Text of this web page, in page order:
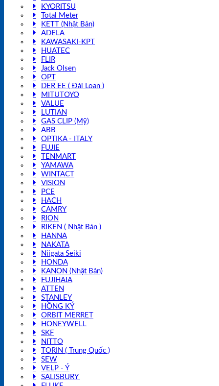
KYORITSU
Total Meter
KETT (Nhật Bản)
ADELA
KAWASAKI-KPT
HUATEC
FLIR
Jack Olsen
OPT
DER EE ( Đài Loan )
MITUTOYO
VALUE
LUTIAN
GAS CLIP (Mỹ)
ABB
OPTIKA - ITALY
FUJIE
TENMART
YAMAWA
WINTACT
VISION
PCE
HACH
CAMRY
RION
RIKEN ( Nhật Bản )
HANNA
NAKATA
Niigata Seiki
HONDA
KANON (Nhật Bản)
FUJIHAIA
ATTEN
STANLEY
HỒNG KÝ
ORBIT MERRET
HONEYWELL
SKF
NITTO
TORIN ( Trung Quốc )
SEW
VELP - Ý
SALISBURY